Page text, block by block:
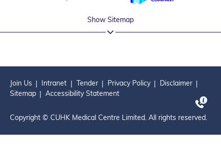
Show Sitemap
Join Us Intranet Tender Privacy Policy
Disclaimer
Sitemap
Accessibility Statement
Copyright © CUHK Medical Centre Limited. All rights reserved.